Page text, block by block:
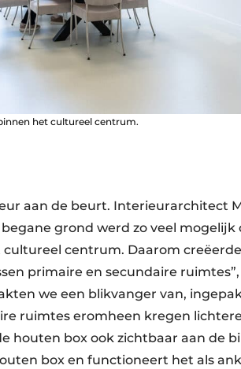
het cultureel centrum.
aan de beurt. Interieurarchitect
grond werd zo veel
centrum. Daarom
primaire en secundaire
we een blikvanger van,
ruimtes eromheen kregen
houten box ook zichtbaar aan de
box en functioneert het als